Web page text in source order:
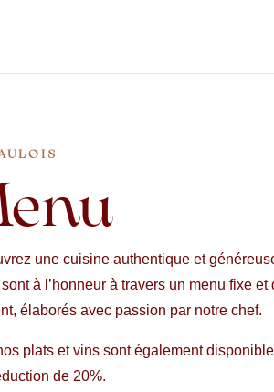
une cuisine authentique et
à l’honneur à travers un menu fixe
élaborés avec passion par notre chef.
plats et vins sont également
de 20%.